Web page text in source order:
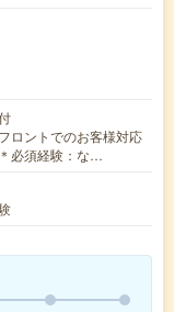
ロントでのお客様対応
必須経験：な…